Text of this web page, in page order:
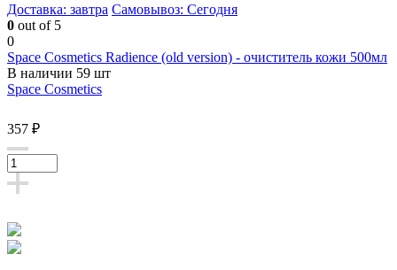
Доставка: завтра Самовывоз: Сегодня
0 out of 5
0
Space Cosmetics Radience (old version) - очиститель кожи 500мл
В наличии 59 шт
Space Cosmetics
357 ₽